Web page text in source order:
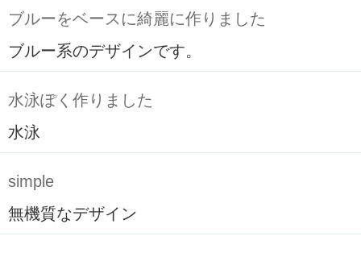
ブルーをベースに綺麗に作りました
ブルー系のデザインです。
水泳ぽく作りました
水泳
simple
無機質なデザイン